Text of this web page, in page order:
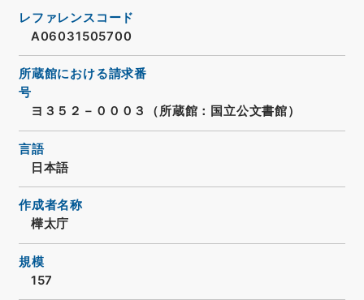
レファレンスコード
A06031505700
所蔵館における請求番
号
ヨ３５２－０００３（所蔵館：国立公文書館）
言語
日本語
作成者名称
樺太庁
規模
157